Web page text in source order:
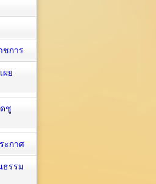
ชการ
ผย
ชู
ะกาศ
ธรรม